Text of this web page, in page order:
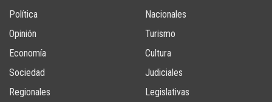
Política
Opinión
Economía
Sociedad
Regionales
Nacionales
Turismo
Cultura
Judiciales
Legislativas